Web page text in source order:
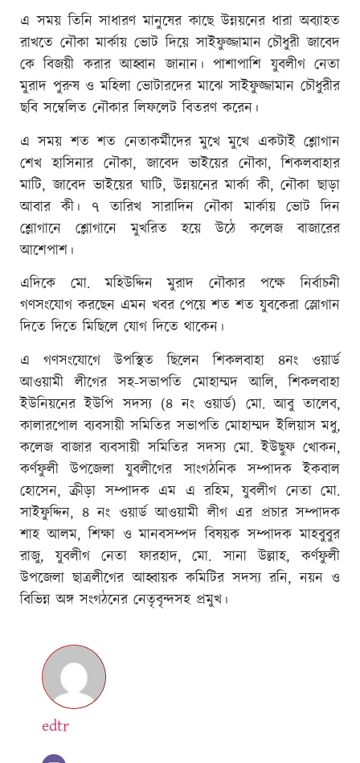
এ সময় তিনি সাধারণ মানুষের কাছে উন্নয়নের ধারা অব্যাহত
রাখতে নৌকা মার্কায় ভোট দিয়ে সাইফুজ্জামান চৌধুরী জাবেদ
কে বিজয়ী করার আহ্বান জানান। পাশাপাশি যুবলীগ নেতা
মুরাদ পুরুষ ও মহিলা ভোটারদের মাঝে সাইফুজ্জামান চৌধুরীর
ছবি সম্বেলিত নৌকার লিফলেট বিতরণ করেন।
এ সময় শত শত নেতাকর্মীদের মুখে মুখে একটাই শ্লোগান
শেখ হাসিনার নৌকা, জাবেদ ভাইয়ের নৌকা, শিকলবাহার
মাটি, জাবেদ ভাইয়ের ঘাটি, উন্নয়নের মার্কা কী, নৌকা ছাড়া
আবার কী। ৭ তারিখ সারাদিন নৌকা মার্কায় ভোট দিন
শ্লোগানে শ্লোগানে মুখরিত হয়ে উঠে কলেজ বাজারের
আশেপাশ।
এদিকে মো. মহিউদ্দিন মুরাদ নৌকার পক্ষে নির্বাচনী
গণসংযোগ করছেন এমন খবর পেয়ে শত শত যুবকেরা স্লোগান
দিতে দিতে মিছিলে যোগ দিতে থাকেন।
এ গণসংযোগে উপস্থিত ছিলেন শিকলবাহা ৪নং ওয়ার্ড
আওয়ামী লীগের সহ-সভাপতি মোহাম্মদ আলি, শিকলবাহা
ইউনিয়নের ইউপি সদস্য (৪ নং ওয়ার্ড) মো. আবু তালেব,
কালারপোল ব্যবসায়ী সমিতির সভাপতি মোহাম্মদ ইলিয়াস মধু,
কলেজ বাজার ব্যবসায়ী সমিতির সদস্য মো. ইউছুফ খোকন,
কর্ণফুলী উপজেলা যুবলীগের সাংগঠনিক সম্পাদক ইকবাল
হোসেন, ক্রীড়া সম্পাদক এম এ রহিম, যুবলীগ নেতা মো.
সাইফুদ্দিন, ৪ নং ওয়ার্ড আওয়ামী লীগ এর প্রচার সম্পাদক
শাহ আলম, শিক্ষা ও মানবসম্পদ বিষয়ক সম্পাদক মাহবুবুর
রাজু, যুবলীগ নেতা ফারহাদ, মো. সানা উল্লাহ, কর্ণফুলী
উপজেলা ছাত্রলীগের আহ্বায়ক কমিটির সদস্য রনি, নয়ন ও
বিভিন্ন অঙ্গ সংগঠনের নেতৃবৃন্দসহ প্রমুখ।
edtr